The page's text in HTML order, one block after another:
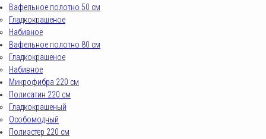
Вафельное полотно 50 см
Гладкокрашеное
Набивное
Вафельное полотно 80 см
Гладкокрашеное
Набивное
Микрофибра 220 см
Полисатин 220 см
Гладкокрашеный
Особомодный
Полиэстер 220 см